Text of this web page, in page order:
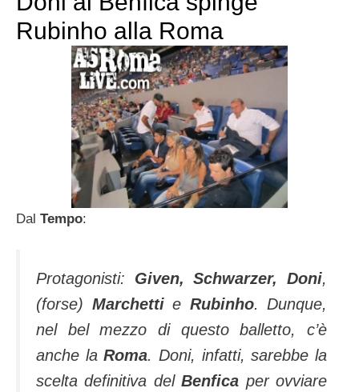
Rubinho alla Roma
Dal Tempo:
Protagonisti: Given, Schwarzer, Doni,
(forse) Marchettie Rubinho. Dunque,
nel bel mezzo di questo balletto, c’è
anche laRoma. Doni, infatti, sarebbe la
scelta definitiva delBenfica per ovviare